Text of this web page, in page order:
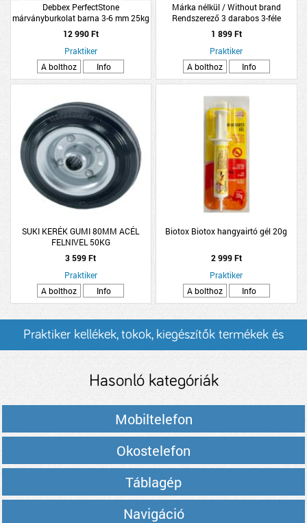
Debbex PerfectStone
márványburkolat barna 3-6 mm 25kg
12 990 Ft
Praktiker
A bolthoz
Info
Márka nélkül / Without brand
Rendszerező 3 darabos 3-féle
méretben törtfehér poliészter
1 899 Ft
Praktiker
A bolthoz
Info
SUKI KERÉK GUMI 80MM ACÉL
FELNIVEL 50KG
3 599 Ft
Praktiker
A bolthoz
Info
Biotox Biotox hangyairtó gél 20g
2 999 Ft
Praktiker
A bolthoz
Info
Praktiker kellékek, tokok, kiegészítők termékek és
Hasonló kategóriák
Mobiltelefon
Okostelefon
Táblagép
Navigáció